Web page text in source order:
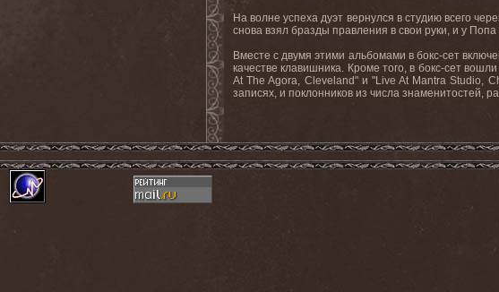
На волне успеха дуэт вернулся в студию всего
снова взял бразды правления в свои руки, и у
Вместе с двумя этими альбомами в бокс-сет
качестве клавишника. Кроме того, в бокс-сет
At The Agora, Cleveland" и "Live At Mantra Studio,
записях, и поклонников из числа знаменитостей,